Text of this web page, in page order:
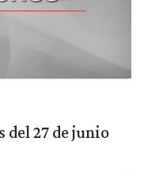
27 de junio